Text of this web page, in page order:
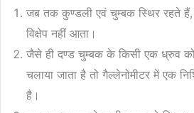
जब तक कुण्डली एवं चुम्बक स्थिर रहते हैं,
विक्षेप नहीं आता।
जैसे ही दण्ड चुम्बक के किसी एक ध्रुव
चलाया जाता है तो गैल्लेनोमीटर में एक
है।